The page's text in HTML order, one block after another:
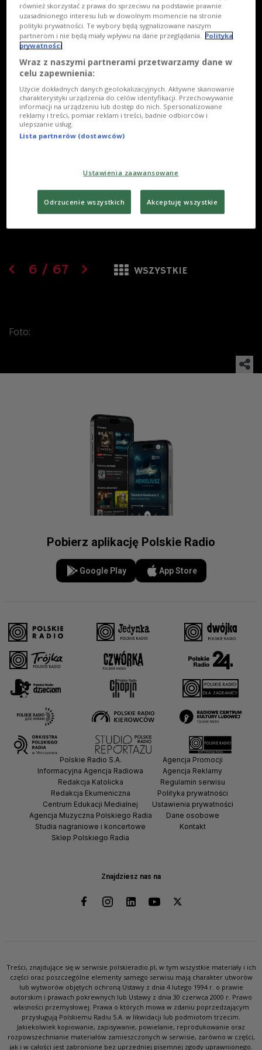
6 / 67 WSZYSTKIE
Foto:
Pobierz aplikację Polskie Radio
Google Play App Store
Znajdziesz nas na
Polskie Radio S.A.
Informacyjna Agencja Radiowa
Redakcja Katolicka
Redakcja Ekumeniczna
Centrum Edukacji Medialnej
Agencja Muzyczna Polskiego Radia
Studia nagraniowe i koncertowe
Sklep Polskiego Radia
Agencja Promocji
Agencja Reklamy
Regulamin serwisu
Polityka prywatności
Ustawienia prywatności
Dane osobowe
Kontakt
Treści, znajdujące się w serwisie polskieradio.pl, w tym wszystkie materiały i ich
części oraz poszczególne elementy samego serwisu mają charakter utworów
lub wytworów objętych ochroną Ustawy z dnia 4 lutego 1994 r. o prawie
autorskim i prawach pokrewnych lub Ustawy z dnia 30 czerwca 2000 r. Prawo
własności przemysłowej. Prawa o których mowa w zdaniu poprzedzającym
przysługują Polskiemu Radiu S.A. w likwidacji lub podmiotom trzecim.
Jakiekolwiek kopiowanie, zapisywanie, powielanie, reprodukowanie oraz
rozpowszechnianie materiałów zamieszczonych w serwisie, zarówno w części,
jak i w całości jest zabronione bez uprzedniej pisemnej zgody uprawnionego.
również skorzystać z prawa do sprzeciwu na podstawie prawnie
uzasadnionego interesu lub w dowolnym momencie na stronie
polityki prywatności. Te wybory będą sygnalizowane naszym
partnerom i nie będą miały wpływu na dane przeglądania.
Polityka
prywatności
Wraz z naszymi partnerami przetwarzamy dane w
celu zapewnienia:
Użycie dokładnych danych geolokalizacyjnych. Aktywne skanowanie
charakterystyki urządzenia do celów identyfikacji. Przechowywanie
informacji na urządzeniu lub dostęp do nich. Spersonalizowane
reklamy i treści, pomiar reklam i treści, badnie odbiorców i
ulepszanie usług.
Lista partnerów (dostawców)
Ustawienia zaawansowane
Odrzucenie wszystkich Akceptuję wszystkie